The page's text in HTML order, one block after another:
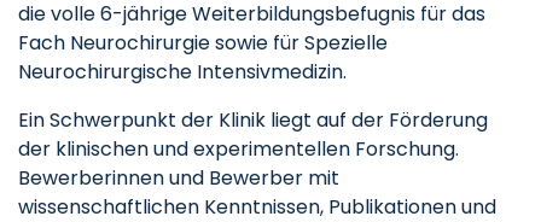
die volle 6-jährige Weiterbildungsbefugnis für das
Fach Neurochirurgie sowie für Spezielle
Neurochirurgische Intensivmedizin.
Ein Schwerpunkt der Klinik liegt auf der Förderung
der klinischen und experimentellen Forschung.
Bewerberinnen und Bewerber mit
wissenschaftlichen Kenntnissen, Publikationen und